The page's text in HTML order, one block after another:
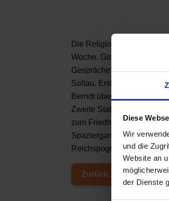
Diese
Wir
und die
Website an
der Dienste
Die Religionskurse des
Woche. Gottfried Berndt,
Gespräche“, führte die
Soltau. Erste Station war
Berndt über die Ereignisse
Zweite Station war der
zum Friedhof und die
Spaziergang zum Wohn-
Reichspogromnacht 1938
Zurück zur Übersicht